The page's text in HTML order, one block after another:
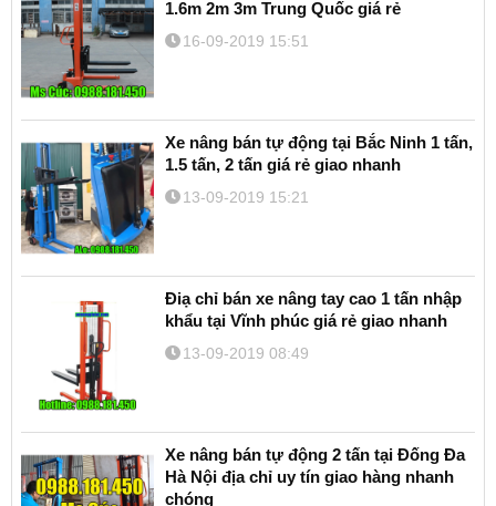
1.6m 2m 3m Trung Quốc giá rẻ
16-09-2019 15:51
Xe nâng bán tự động tại Bắc Ninh 1 tấn,
1.5 tấn, 2 tấn giá rẻ giao nhanh
13-09-2019 15:21
Điạ chỉ bán xe nâng tay cao 1 tấn nhập
khẩu tại Vĩnh phúc giá rẻ giao nhanh
13-09-2019 08:49
Xe nâng bán tự động 2 tấn tại Đống Đa
Hà Nội địa chỉ uy tín giao hàng nhanh
chóng